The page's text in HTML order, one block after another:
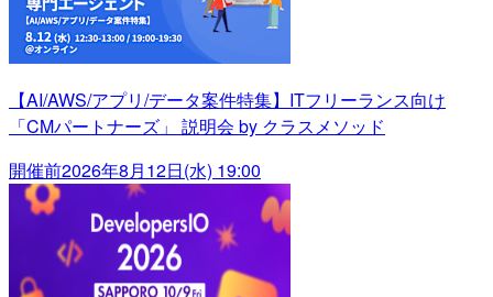
【AI/AWS/アプリ/データ案件特集】ITフリーランス向け
「CMパートナーズ」 説明会 by クラスメソッド
開催前2026年8月12日(水) 19:00